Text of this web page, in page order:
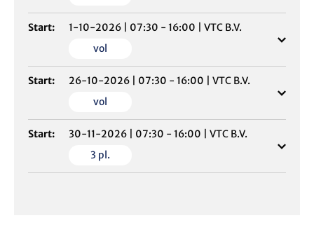
Start: 1-10-2026 07:30 - 16:00
VTC B.V.
vol
Start: 26-10-2026 07:30 - 16:00
VTC B.V.
vol
Start: 30-11-2026 07:30 - 16:00
VTC B.V.
3 pl.